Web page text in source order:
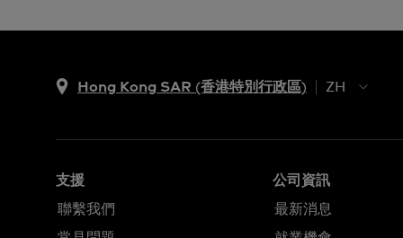
Hong Kong SAR (香港特別行政區)
ZH
EN
支援
聯繫我們
公司資訊
最新消息